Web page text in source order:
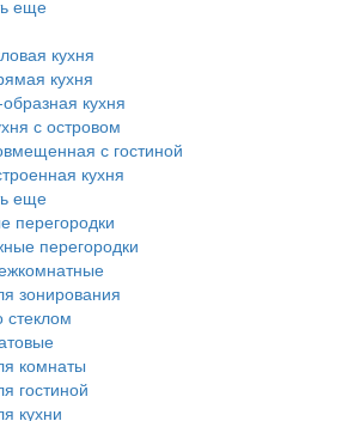
еще
кухня
кухня
кухня
с островом
с гостиной
кухня
еще
перегородки
перегородки
зонирования
стеклом
комнаты
гостиной
кухни